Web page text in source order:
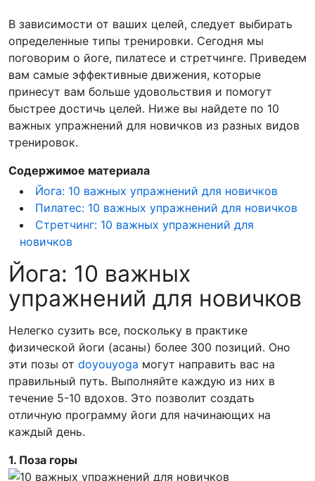
В зависимости от ваших целей, следует выбирать
определенные типы тренировки. Сегодня мы
поговорим о йоге, пилатесе и стретчинге. Приведем
вам самые эффективные движения, которые
принесут вам больше удовольствия и помогут
быстрее достичь целей. Ниже вы найдете по 10
важных упражнений для новичков из разных видов
тренировок.
Содержимое материала
Йога: 10 важных упражнений для новичков
Пилатес: 10 важных упражнений для новичков
Стретчинг: 10 важных упражнений для
новичков
Йога: 10 важных
упражнений для новичков
Нелегко сузить все, поскольку в практике
физической йоги (асаны) более 300 позиций. Оно
эти позы от doyouyoga могут направить вас на
правильный путь. Выполняйте каждую из них в
течение 5-10 вдохов. Это позволит создать
отличную программу йоги для начинающих на
каждый день.
1. Поза горы